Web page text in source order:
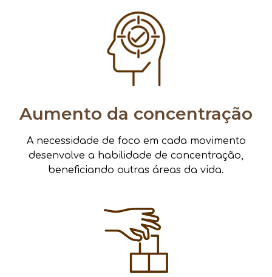
Aumento da concentração
A necessidade de foco em cada movimento
desenvolve a habilidade de concentração,
beneficiando outras áreas da vida.